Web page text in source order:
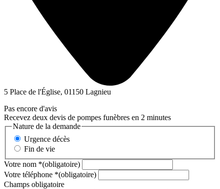
5 Place de l'Église, 01150 Lagnieu
Pas encore d'avis
Recevez deux devis de pompes funèbres en 2 minutes
Nature de la demande
Urgence décès
Fin de vie
Votre nom *(obligatoire)
Votre téléphone *(obligatoire)
Champs obligatoire